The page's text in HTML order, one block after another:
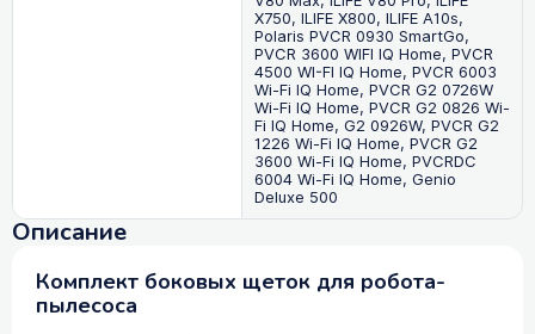
X750, ILIFE X800, ILIFE A10s,
Polaris PVCR 0930 SmartGo,
PVCR 3600 WIFI IQ Home, PVCR
4500 WI-FI IQ Home, PVCR 6003
Wi-Fi IQ Home, PVCR G2 0726W
Wi-Fi IQ Home, PVCR G2 0826 Wi-
Fi IQ Home, G2 0926W, PVCR G2
1226 Wi-Fi IQ Home, PVCR G2
3600 Wi-Fi IQ Home, PVCRDC
6004 Wi-Fi IQ Home, Genio
Deluxe 500
Описание
Комплект боковых щеток для робота-
пылесоса